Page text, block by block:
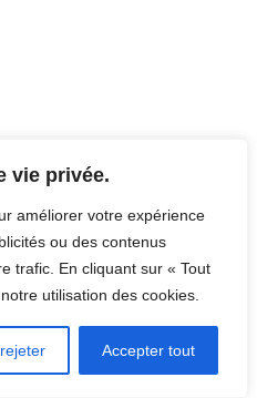
vie privée.
améliorer votre expérience
ou des contenus
trafic. En cliquant sur « Tout
utilisation des cookies.
Accepter tout